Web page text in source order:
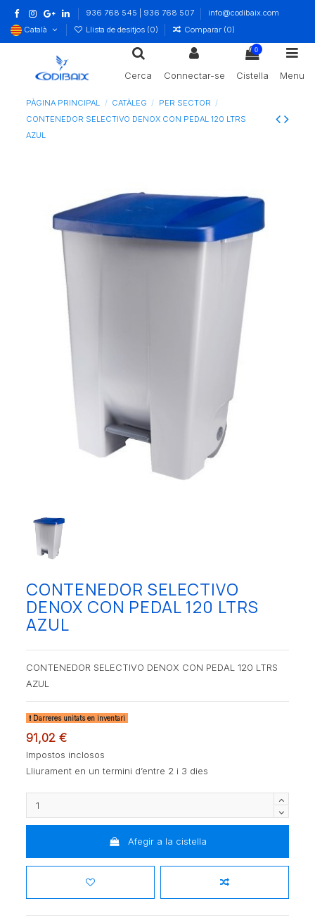
936 768 545 | 936 768 507
info@codibaix.com
Català
Llista de desitjos (0) Comparar (0)
Cerca Connectar-se
0
Cistella Menu
PÀGINA PRINCIPAL CATÀLEG
PER SECTOR
CONTENEDOR SELECTIVO DENOX CON PEDAL 120 LTRS
AZUL
CONTENEDOR SELECTIVO
DENOX CON PEDAL 120 LTRS
AZUL
CONTENEDOR SELECTIVO DENOX CON PEDAL 120 LTRS
AZUL
Darreres unitats en inventari
91,02 €
Impostos inclosos
Lliurament en un termini d’entre 2 i 3 dies
Afegir a la cistella